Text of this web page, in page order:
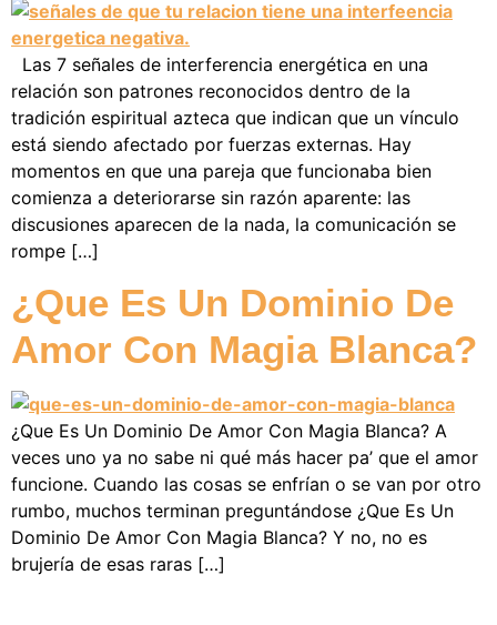
Las 7 señales de interferencia energética en una
relación son patrones reconocidos dentro de la
tradición espiritual azteca que indican que un vínculo
está siendo afectado por fuerzas externas. Hay
momentos en que una pareja que funcionaba bien
comienza a deteriorarse sin razón aparente: las
discusiones aparecen de la nada, la comunicación se
rompe […]
¿Que Es Un Dominio De
Amor Con Magia Blanca?
¿Que Es Un Dominio De Amor Con Magia Blanca? A
veces uno ya no sabe ni qué más hacer pa’ que el amor
funcione. Cuando las cosas se enfrían o se van por otro
rumbo, muchos terminan preguntándose ¿Que Es Un
Dominio De Amor Con Magia Blanca? Y no, no es
brujería de esas raras […]